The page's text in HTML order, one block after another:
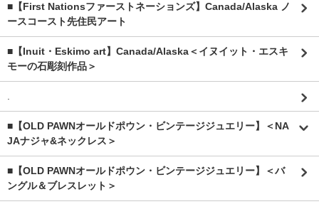
■【First Nationsファーストネーションズ】Canada/Alaska ノ
ースコースト先住民アート
■【Inuit・Eskimo art】Canada/Alaska＜イヌイット・エスキ
モーの石彫刻作品＞
■【OLD PAWNオールドポウン・ビンテージジュエリー】＜NA
JAナジャ&ネックレス＞
■【OLD PAWNオールドポウン・ビンテージジュエリー】＜バ
ングル＆ブレスレット＞